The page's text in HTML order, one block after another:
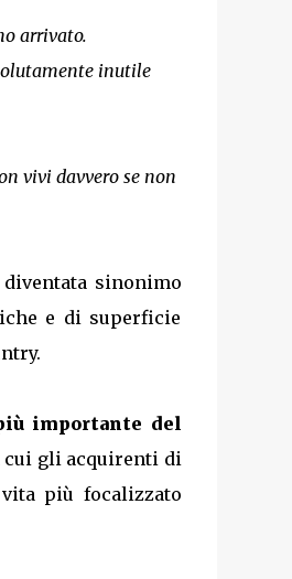
arrivato.
inutile
vivi davvero se non
diventata sinonimo
e di superficie
importante del
gli acquirenti di
più focalizzato